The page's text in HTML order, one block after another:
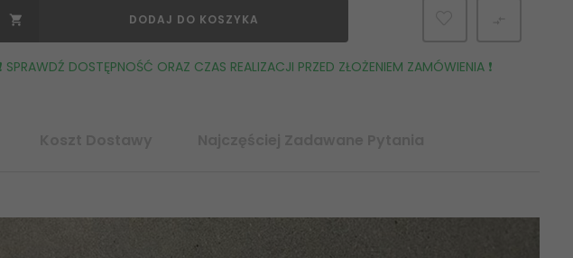
 DODAJ DO KOSZYKA
❗️ SPRAWDŹ DOSTĘPNOŚĆ ORAZ CZAS REALIZACJI PRZED ZŁOŻENIEM ZAMÓWIENIA ❗️